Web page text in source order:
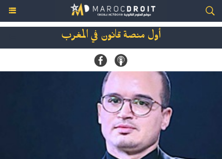
أول منصة قانون في المغرب